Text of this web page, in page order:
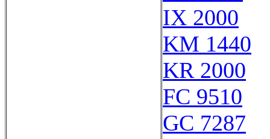
IX 2000
KM 1440
KR 2000
FC 9510
GC 7287